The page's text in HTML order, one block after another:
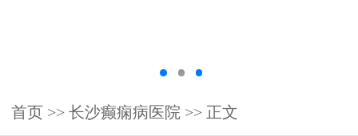
首页 >> 长沙癫痫病医院 >> 正文